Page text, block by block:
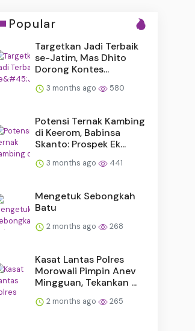
Popular
Targetkan Jadi Terbaik
se-Jatim, Mas Dhito
Dorong Kontes...
3 months ago 580
Potensi Ternak Kambing
di Keerom, Babinsa
Skanto: Prospek Ek...
3 months ago 441
Mengetuk Sebongkah
Batu
2 months ago 268
Kasat Lantas Polres
Morowali Pimpin Anev
Mingguan, Tekankan ...
2 months ago 265